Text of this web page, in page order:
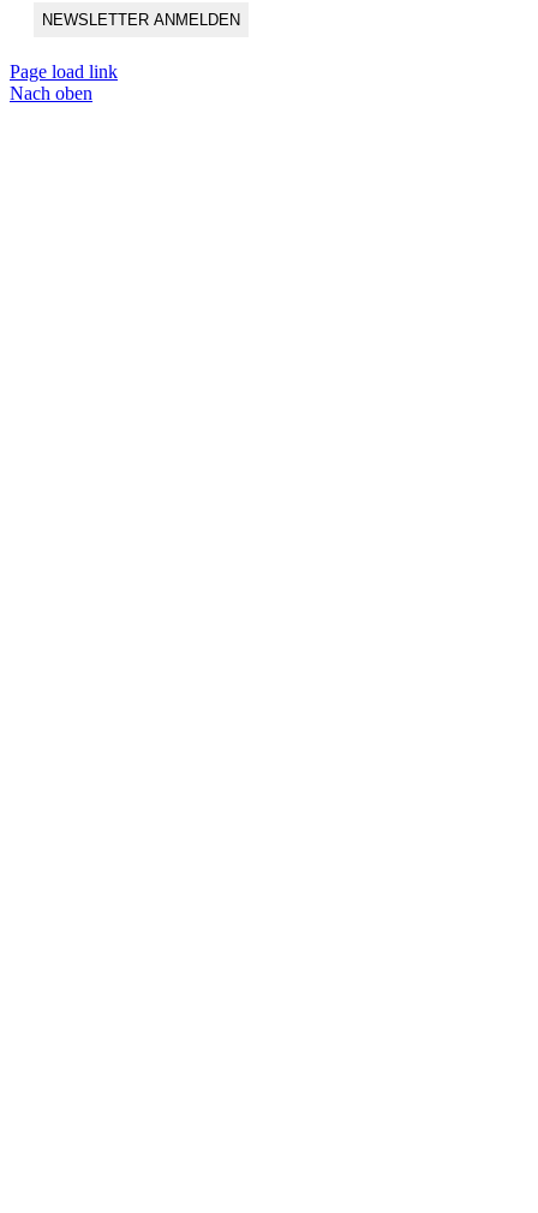
Page load link
Nach oben